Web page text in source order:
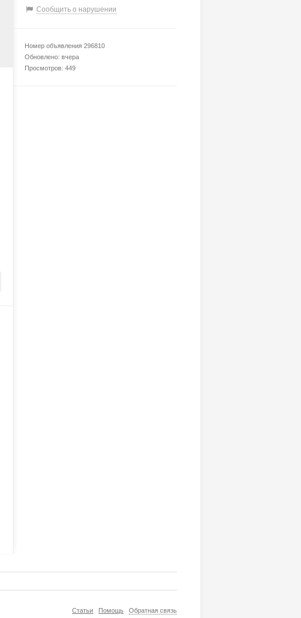
Сообщить о нарушении
Номер объявления 296810
Обновлено: вчера
Просмотров: 449
Статьи Помощь Обратная связь